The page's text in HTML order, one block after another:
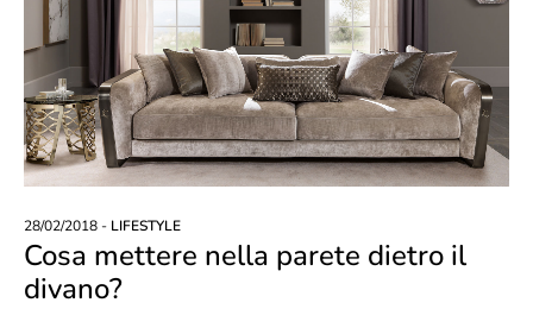
28/02/2018 - LIFESTYLE
Cosa mettere nella parete dietro il
divano?